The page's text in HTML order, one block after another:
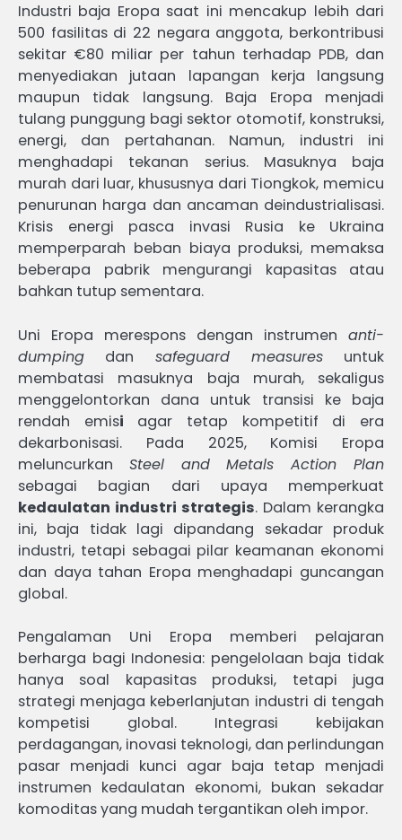
Industri baja Eropa saat ini mencakup lebih dari
500 fasilitas di 22 negara anggota, berkontribusi
sekitar €80 miliar per tahun terhadap PDB, dan
menyediakan jutaan lapangan kerja langsung
maupun tidak langsung. Baja Eropa menjadi
tulang punggung bagi sektor otomotif, konstruksi,
energi, dan pertahanan. Namun, industri ini
menghadapi tekanan serius. Masuknya baja
murah dari luar, khususnya dari Tiongkok, memicu
penurunan harga dan ancaman deindustrialisasi.
Krisis energi pasca invasi Rusia ke Ukraina
memperparah beban biaya produksi, memaksa
beberapa pabrik mengurangi kapasitas atau
bahkan tutup sementara.
Uni Eropa merespons dengan instrumen anti-
dumping dan safeguard measuresuntuk
membatasi masuknya baja murah, sekaligus
menggelontorkan dana untuk transisi ke baja
rendah emisi agar tetap kompetitif di era
dekarbonisasi. Pada 2025, Komisi Eropa
meluncurkan Steel and Metals Action Plan
sebagai bagian dari upaya memperkuat
kedaulatan industri strategis. Dalam kerangka
ini, baja tidak lagi dipandang sekadar produk
industri, tetapi sebagai pilar keamanan ekonomi
dan daya tahan Eropa menghadapi guncangan
global.
Pengalaman Uni Eropa memberi pelajaran
berharga bagi Indonesia: pengelolaan baja tidak
hanya soal kapasitas produksi, tetapi juga
strategi menjaga keberlanjutan industri di tengah
kompetisi global. Integrasi kebijakan
perdagangan, inovasi teknologi, dan perlindungan
pasar menjadi kunci agar baja tetap menjadi
instrumen kedaulatan ekonomi, bukan sekadar
komoditas yang mudah tergantikan oleh impor.